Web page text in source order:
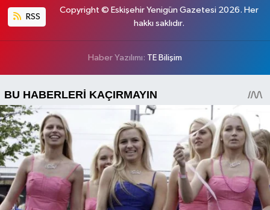
RSS
Copyright © Eskişehir Yenigün Gazetesi 2026. Her
hakkı saklıdır.
Haber Yazılımı: TE Bilişim